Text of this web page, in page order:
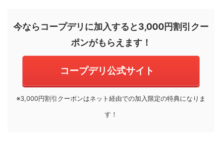
今ならコープデリに加入すると3,000円割引クー
ポンがもらえます！
コープデリ公式サイト
※3,000円割引クーポンはネット経由での加入限定の特典になりま
す！